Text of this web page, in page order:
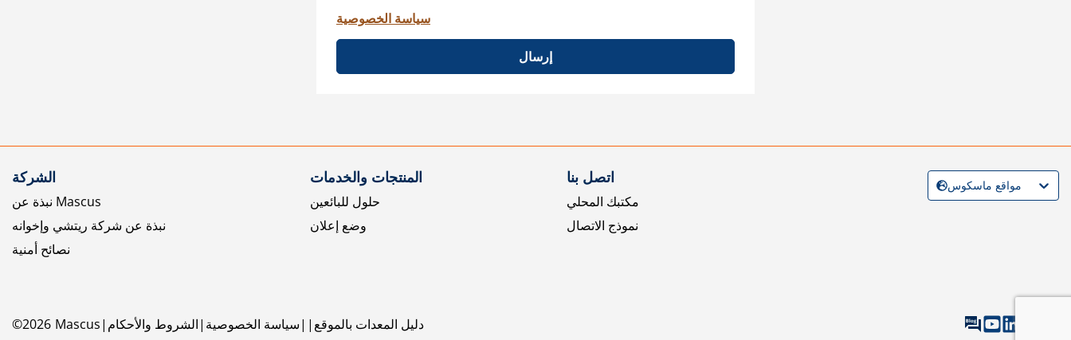
سياسة الخصوصية
إرسال
الشركة
نبذة عن Mascus
نبذة عن شركة ريتشي وإخوانه
نصائح أمنية
المنتجات والخدمات
حلول للبائعين
وضع إعلان
اتصل بنا
مكتبك المحلي
نموذج الاتصال
©2026 Mascus الشروط والأحكام سياسة الخصوصية دليل المعدات بالموقع
مواقع ماسكوس